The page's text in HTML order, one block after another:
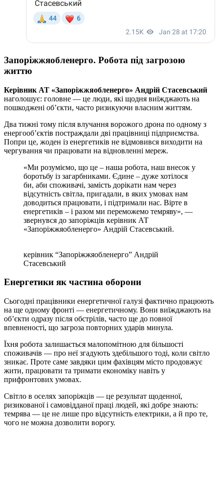
Запоріжжяобленерго. Робота під загрозою
життю
Керівник АТ «Запоріжжяобленерго» Андрій Стасевський
наголошує: головне — це люди, які щодня виїжджають на
пошкоджені об’єкти, часто ризикуючи власним життям.
Два тижні тому після влучання ворожого дрона по одному з
енергооб’єктів постраждали дві працівниці підприємства.
Попри це, жоден із енергетиків не відмовився виходити на
чергування чи працювати на відновленні мереж.
«Ми розуміємо, що це – наша робота, наш внесок у
боротьбу із загарбниками. Єдине – дуже хотілося
би, аби споживачі, замість дорікати нам через
відсутність світла, пригадали, в яких умовах нам
доводиться працювати, і підтримали нас. Вірте в
енергетиків – і разом ми переможемо темряву», —
звернувся до запоріжців керівник АТ
«Запоріжжяобленерго» Андрій Стасевський.
керівник “Запоріжжяобленерго” Андрій
Стасевський
Енергетики як частина оборони
Сьогодні працівники енергетичної галузі фактично працюють
на ще одному фронті — енергетичному. Вони виїжджають на
об’єкти одразу після обстрілів, часто ще до повної
впевненості, що загроза повторних ударів минула.
Їхня робота залишається малопомітною для більшості
споживачів — про неї згадують здебільшого тоді, коли світло
зникає. Проте саме завдяки цим фахівцям місто продовжує
жити, працювати та тримати економіку навіть у
прифронтових умовах.
Світло в оселях запоріжців — це результат щоденної,
ризикованої і самовідданої праці людей, які добре знають:
темрява — це не лише про відсутність електрики, а й про те,
чого не можна дозволити ворогу.